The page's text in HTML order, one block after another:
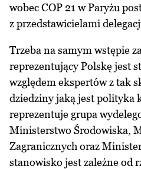
wobec COP 21 w Paryżu
z przedstawicielami
Trzeba na samym wstępie
reprezentujący Polskę jest
względem ekspertów z tak
dziedziny jaką jest polityka
reprezentuje grupa
Ministerstwo Środowiska,
Zagranicznych oraz
stanowisko jest zależne od